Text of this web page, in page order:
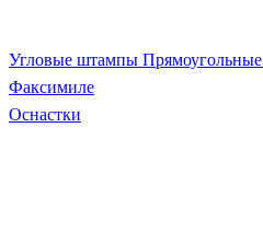
Угловые штампы Прямоугольные
Факсимиле
Оснастки